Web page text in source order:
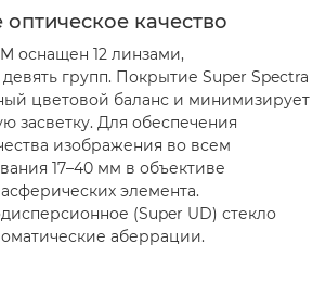
качество
оснащен 12 линзами,
групп. Покрытие Super Spectra
цветовой баланс и минимизирует
засветку. Для обеспечения
изображения во всем
17–40 мм в объективе
элемента.
(Super UD) стекло
аберрации.